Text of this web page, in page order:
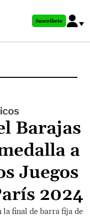
Suscríbete
Barajas
a
Juegos
2024
la final de barra fija de